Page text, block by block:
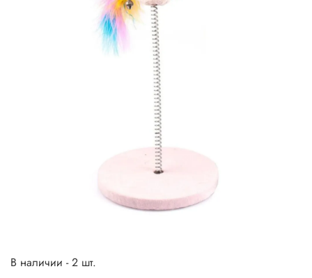
В наличии - 2 шт.